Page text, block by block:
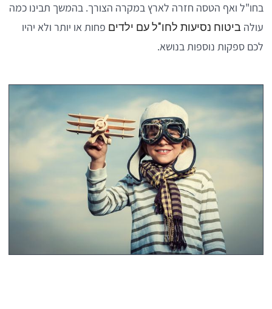
בחו"ל ואף הטסה חזרה לארץ במקרה הצורך. בהמשך תבינו כמה
עולה ביטוח נסיעות לחו"ל עם ילדים פחות או יותר ולא יהיו
לכם ספקות נוספות בנושא.